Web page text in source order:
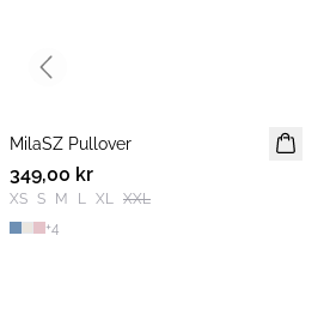
NYHET
2 FOR 600 SEK
MilaSZ Pullover
349,00 kr
XS S M L XL XXL
+4
Previous slide